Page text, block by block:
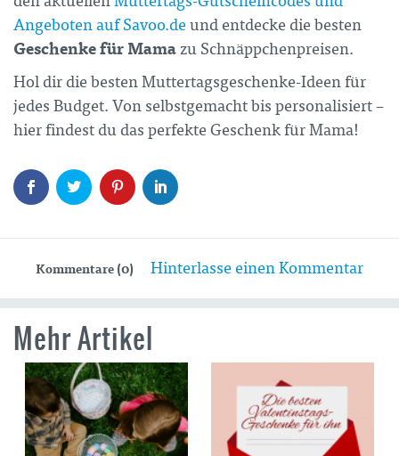
Angeboten auf Savoo.deund entdecke die besten
Geschenke für Mama zu Schnäppchenpreisen.
Hol dir die besten Muttertagsgeschenke-Ideen für
jedes Budget. Von selbstgemacht bis personalisiert –
hier findest du das perfekte Geschenk für Mama!
Kommentare (0) Hinterlasse einen Kommentar
Mehr Artikel